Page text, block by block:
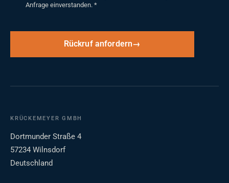
Anfrage einverstanden. *
Rückruf anfordern
KRÜCKEMEYER GMBH
Dortmunder Straße 4
57234 Wilnsdorf
Deutschland